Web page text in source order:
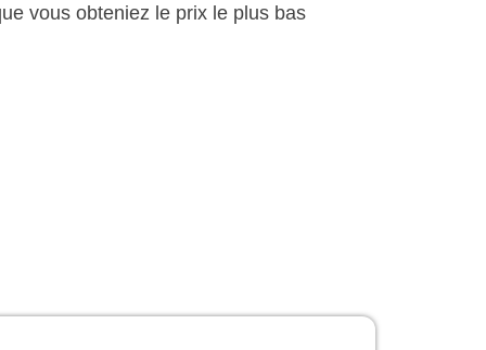
vous obteniez le prix le plus bas